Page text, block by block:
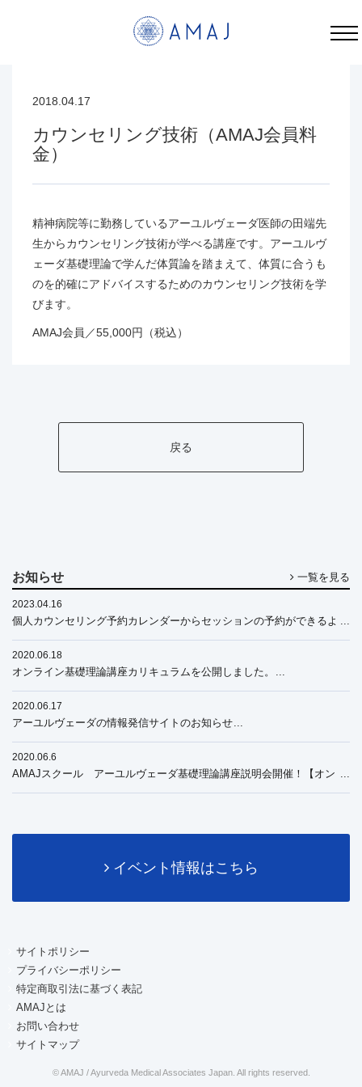
カウンセリング技術（AMAJ会員料金） | AMAJ
2018.04.17
カウンセリング技術（AMAJ会員料
金）
精神病院等に勤務しているアーユルヴェーダ医師の田端先
生からカウンセリング技術が学べる講座です。アーユルヴ
ェーダ基礎理論で学んだ体質論を踏まえて、体質に合うも
のを的確にアドバイスするためのカウンセリング技術を学
びます。
AMAJ会員／55,000円（税込）
戻る
お知らせ 一覧を見る
2023.04.16
個人カウンセリング予約カレンダーからセッションの予約ができるよ
2020.06.18
オンライン基礎理論講座カリキュラムを公開しました。
2020.06.17
アーユルヴェーダの情報発信サイトのお知らせ
2020.06.6
AMAJスクール アーユルヴェーダ基礎理論講座説明会開催！【オン
イベント情報はこちら
サイトポリシー
プライバシーポリシー
特定商取引法に基づく表記
AMAJとは
お問い合わせ
サイトマップ
© AMAJ / Ayurveda Medical Associates Japan. All rights reserved.